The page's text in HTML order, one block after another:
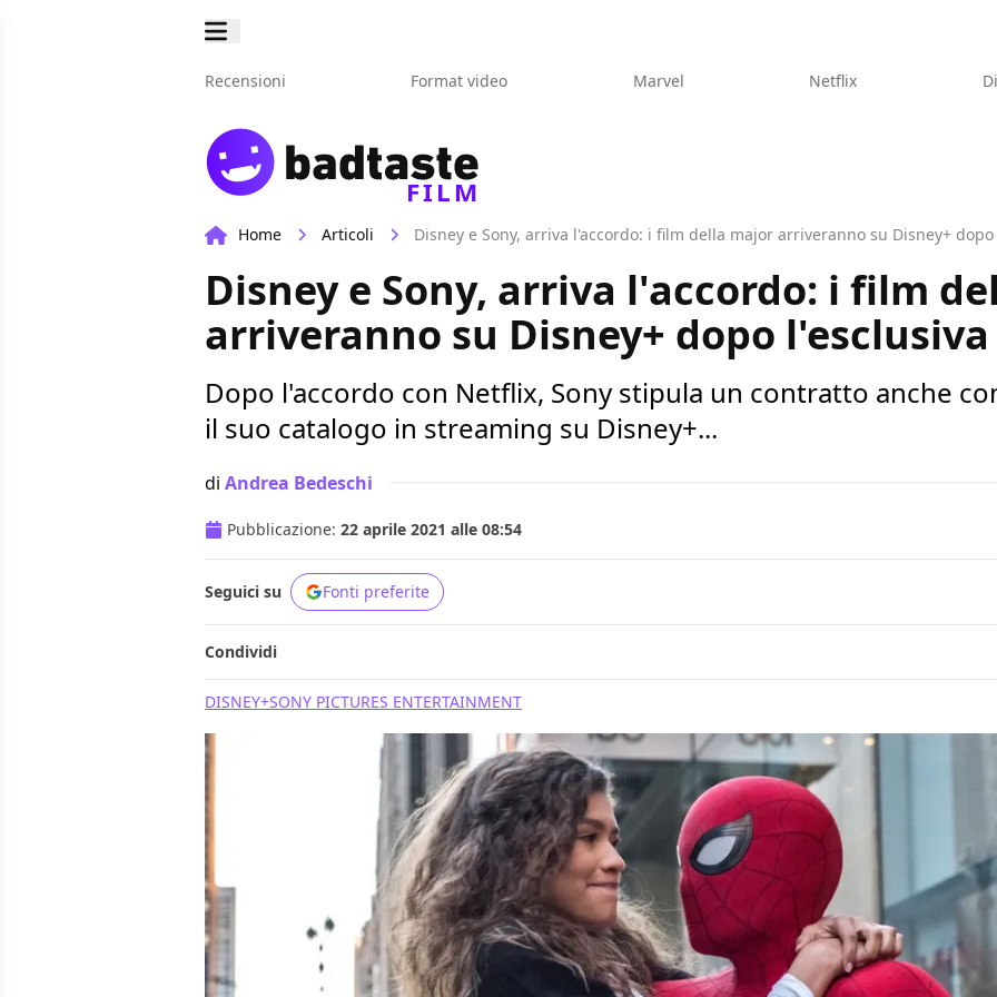
Recensioni Format video Marvel Netflix
FILM
Home Articoli Disney e Sony, arriva l'accordo: i film della major arriveranno su Disney+
Disney e Sony, arriva l'accordo: i film
arriveranno su Disney+ dopo
Dopo l'accordo con Netflix, Sony stipula un contratto anche
il suo catalogo in streaming su Disney+...
di Andrea Bedeschi
Pubblicazione: 22 aprile 2021 alle 08:54
Seguici su Fonti preferite
Condividi
DISNEY+SONY PICTURES ENTERTAINMENT